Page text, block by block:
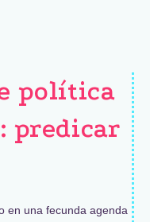
política
predicar
en una fecunda agenda